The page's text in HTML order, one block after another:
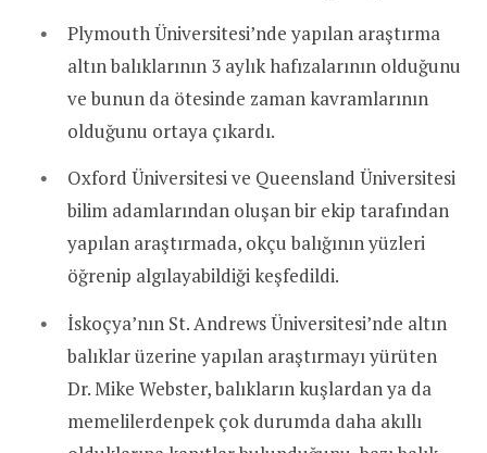
Plymouth Üniversitesi’nde yapılan araştırma
altın balıklarının 3 aylık hafızalarının olduğunu
ve bunun da ötesinde zaman kavramlarının
olduğunu ortaya çıkardı.
Oxford Üniversitesi ve Queensland Üniversitesi
bilim adamlarından oluşan bir ekip tarafından
yapılan araştırmada, okçu balığının yüzleri
öğrenip algılayabildiği keşfedildi.
İskoçya’nın St. Andrews Üniversitesi’nde altın
balıklar üzerine yapılan araştırmayı yürüten
Dr. Mike Webster, balıkların kuşlardan ya da
memelilerdenpek çok durumda daha akıllı